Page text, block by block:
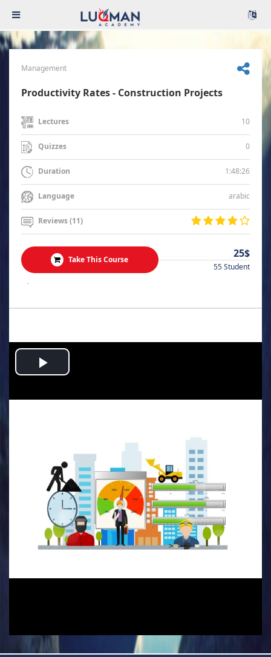
Management
Productivity Rates - Construction Projects
Lectures 10
Quizzes 0
Duration 1:48:26
Language arabic
Reviews (11)
Take This Course 25$
55 Student
.
Play
Video